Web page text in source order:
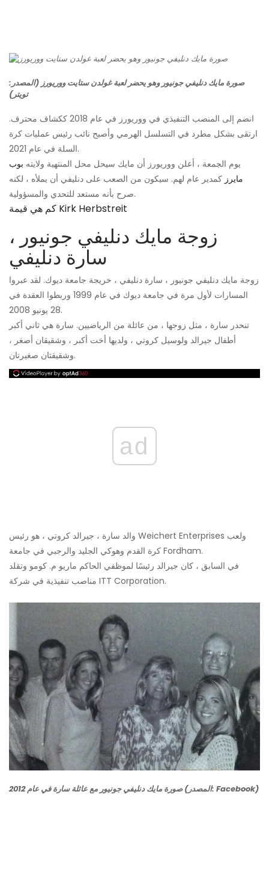
صورة مايك دنليفي جونيور وهو يحضر لعبة غولدن ستايت ووريورز (المصدر:
تويتر)
انضم إلى المنصب التنفيذي في ووريورز في عام 2018 ككشاف محترف.
ارتقى بشكل مطرد في التسلسل الهرمي وأصبح نائب رئيس عمليات كرة
السلة في عام 2021.
يوم الجمعة ، أعلن ووريورز أن مايك سيحل محل المنتهية ولايته بوب
مايرز كمدير عام لهم. سيكون من الصعب على دنليفي أن يملأه ، لكنه
صرح بأنه مستعد للتحدي والمسؤولية.
كم هي قيمة Kirk Herbstreit
زوجة مايك دنليفي جونيور ،
سارة دنليفي
زوجة مايك دنليفي جونيور ، سارة دنليفي ، خريجة جامعة ديوك. لقد عبروا
المسارات لأول مرة في جامعة ديوك في عام 1999 وربطوا العقدة في
28 يونيو 2008.
تنحدر سارة ، مثل زوجها ، من عائلة من الرياضيين. سارة هي ثاني أكبر
أطفال جيرالد ولوسيل كروتي ، ولديها أخت أكبر ، وشقيقان أصغر ،
وشقيقتان صغيرتان.
ad
والد سارة ، جيرالد كروتي ، هو رئيس Weichert Enterprises ولعب
كرة القدم وهوكي الجليد والرجبي في جامعة Fordham.
في السابق ، كان جيرالد رئيسًا لموظفي الحاكم ماريو م. كومو وتقلد
مناصب تنفيذية في شركة ITT Corporation.
صورة مايك دنليفي جونيور مع عائلة سارة في عام 2012 (المصدر: Facebook)